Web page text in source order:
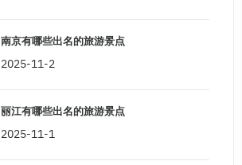
南京有哪些出名的旅游景点
2025-11-2
丽江有哪些出名的旅游景点
2025-11-1